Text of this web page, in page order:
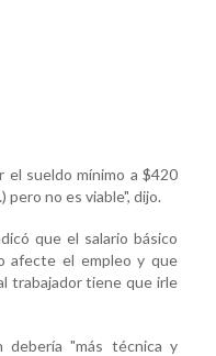
el sueldo mínimo a $420
no es viable", dijo.
que el salario básico
afecte el empleo y que
trabajador tiene que irle
debería "más técnica y